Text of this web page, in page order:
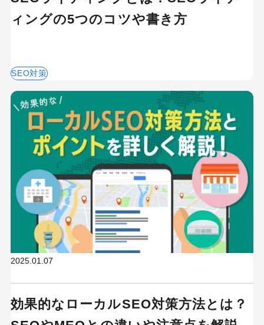
ィングの5つのコツや書き方
SEO対策
2025.01.07
効果的なローカルSEO対策方法とは？